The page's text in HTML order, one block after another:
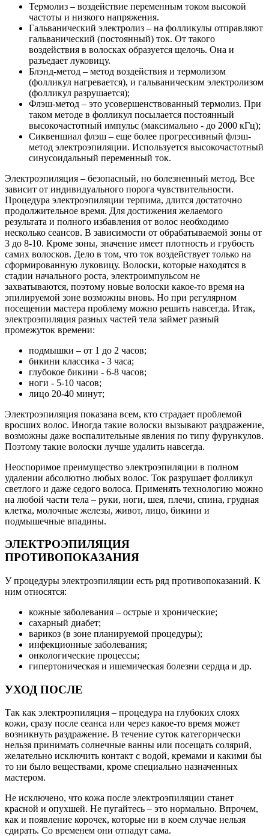
Термолиз – воздействие переменным током высокой
частоты и низкого напряжения.
Гальванический электролиз – на фолликулы отправляют
гальванический (постоянный) ток. От такого
воздействия в волосках образуется щелочь. Она и
разъедает луковицу.
Блэнд-метод – метод воздействия и термолизом
(фолликул нагревается), и гальваническим электролизом
(фолликул разрушается);
Флэш-метод – это усовершенствованный термолиз. При
таком методе в фолликул посылается постоянный
высокочастотный импульс (максимально - до 2000 кГц);
Сиквеншиал флэш – еще более прогрессивный флэш-
метод электроэпиляции. Используется высокочастотный
синусоидальный переменный ток.
Электроэпиляция – безопасный, но болезненный метод. Все
зависит от индивидуального порога чувствительности.
Процедура электроэпиляции терпима, длится достаточно
продолжительное время. Для достижения желаемого
результата и полного избавления от волос необходимо
несколько сеансов. В зависимости от обрабатываемой зоны от
3 до 8-10. Кроме зоны, значение имеет плотность и грубость
самих волосков. Дело в том, что ток воздействует только на
сформированную луковицу. Волоски, которые находятся в
стадии начального роста, электроимпульсом не
захватываются, поэтому новые волоски какое-то время на
эпилируемой зоне возможны вновь. Но при регулярном
посещении мастера проблему можно решить навсегда. Итак,
электроэпиляция разных частей тела займет разный
промежуток времени:
подмышки – от 1 до 2 часов;
бикини классика - 3 часа;
глубокое бикини - 6-8 часов;
ноги - 5-10 часов;
лицо 20-40 минут;
Электроэпиляция показана всем, кто страдает проблемой
вросших волос. Иногда такие волоски вызывают раздражение,
возможны даже воспалительные явления по типу фурункулов.
Поэтому такие волоски лучше удалить навсегда.
Неоспоримое преимущество электроэпиляции в полном
удалении абсолютно любых волос. Ток разрушает фолликул
светлого и даже седого волоса. Применять технологию можно
на любой части тела – руки, ноги, шея, плечи, спина, грудная
клетка, молочные железы, живот, лицо, бикини и
подмышечные впадины.
ЭЛЕКТРОЭПИЛЯЦИЯ
ПРОТИВОПОКАЗАНИЯ
У процедуры электроэпиляции есть ряд противопоказаний. К
ним относятся:
кожные заболевания – острые и хронические;
сахарный диабет;
варикоз (в зоне планируемой процедуры);
инфекционные заболевания;
онкологические процессы;
гипертоническая и ишемическая болезни сердца и др.
УХОД ПОСЛЕ
Так как электроэпиляция – процедура на глубоких слоях
кожи, сразу после сеанса или через какое-то время может
возникнуть раздражение. В течение суток категорически
нельзя принимать солнечные ванны или посещать солярий,
желательно исключить контакт с водой, кремами и какими бы
то ни было веществами, кроме специально назначенных
мастером.
Не исключено, что кожа после электроэпиляции станет
красной и опухшей. Не пугайтесь – это нормально. Впрочем,
как и появление корочек, которые ни в коем случае нельзя
сдирать. Со временем они отпадут сама.